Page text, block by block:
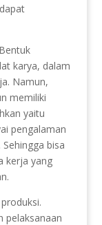
karya, dalam
Namun,
memiliki
yaitu
pengalaman
bisa
kerja yang
pelaksanaan